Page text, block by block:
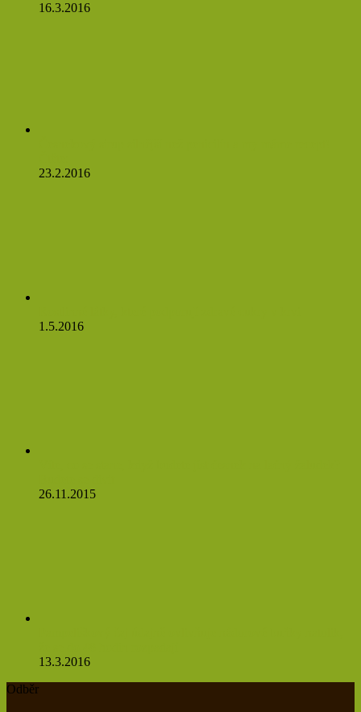
16.3.2016
23.2.2016
1.5.2016
26.11.2015
13.3.2016
Odběr